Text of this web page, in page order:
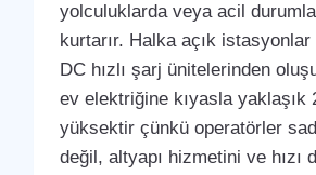
yolculuklarda veya acil
kurtarır. Halka açık
DC hızlı şarj ünitelerinden
ev elektriğine kıyasla yaklaşık
yüksektir çünkü operatörler
değil, altyapı hizmetini ve hızı